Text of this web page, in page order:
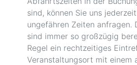
sind, können Sie uns
ungefähren Zeiten anfragen.
sind immer so großzügig
Regel ein rechtzeitiges
Veranstaltungsort mit einem